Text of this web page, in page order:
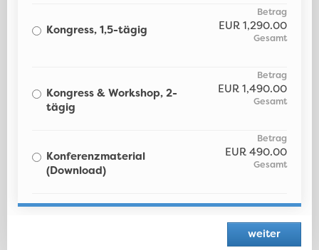
Kongress, 1,5-tägig EUR 1,290.00
Kongress & Workshop, 2-
tägig
EUR 1,490.00
Konferenzmaterial
(Download)
EUR 490.00
weiter